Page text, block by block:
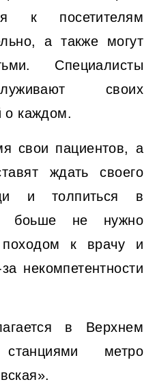
к посетителям
а также могут
Специалисты
своих
о каждом.
свои пациентов, а
ждать своего
и толпиться в
боьше не нужно
походом к врачу и
некомпетентности
в Верхнем
метро